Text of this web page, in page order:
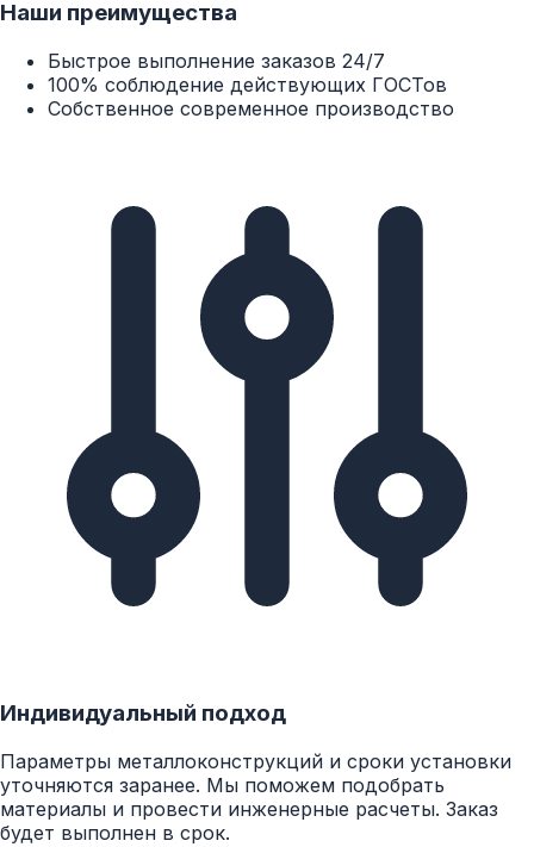
Наши преимущества
Быстрое выполнение заказов 24/7
100% соблюдение действующих ГОСТов
Собственное современное производство
Индивидуальный подход
Параметры металлоконструкций и сроки установки
уточняются заранее. Мы поможем подобрать
материалы и провести инженерные расчеты. Заказ
будет выполнен в срок.